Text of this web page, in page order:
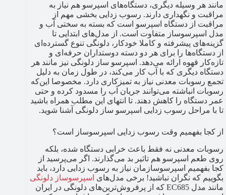
مانند هر وسیله دیگری، دستگاه‌های اسپرسو هم نیاز به
مراقبت و نگهداری دارند. رسوب‌ زدایی بخشی مهم از
مراقبت از دستگاه اسپرسو است که بسته به سختی آب و
مدل اسپرسوساز متفاوت است. از مدل‌های ابتدایی تا
گزینه‌های پیشرفته و کاملا خودکار، دلونگی تنوع گسترده‌ای
از دستگاه‌ها را برای هر دو دسته دوستداران حرفه‌ای و
تازه‌کار قهوه ارائه می‌دهد. اسپرسو ساز دلونگی نیز مانند هر
دستگاه دیگری که با آب کار می‌کند، در طول زمان به دلیل
تجمع رسوبات معدنی نیاز به تمیزکاری دارد. مخصوصا این‌که
رسوبات انباشته می‌توانند جریان آب را مسدود کرده و حتی
عمر دستگاه را کاهش دهند. تا انتهای این مطلب همراه باشید
تا با مراحل رسوب زدایی اسپرسو ساز دلونگی آشنا شوید.
از کجا بفهمیم وقت رسوب زدایی اسپرسوساز است؟
رسوبات معدنی نه فقط باعث خرابی دستگاه شده، بلکه
روی طعم اسپرسو هم تاثیر بد می‌گذارند. اگر می‌پرسید از
کجا بفهمیم اسپرسوسازمان نیاز به رسوب زدایی دارد، باید
بگوییم که نگران نباشید! برخی مدل‌های اسپرسوساز دلونگی
مانند مدل EC685 که از پرفروش‌ترین‌های دلونگی در ایران